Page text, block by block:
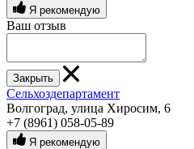
Я рекомендую
Ваш отзыв
Закрыть
Сельхоздепартамент
Волгоград, улица Хиросим, 6
+7 (8961) 058-05-89
Я рекомендую